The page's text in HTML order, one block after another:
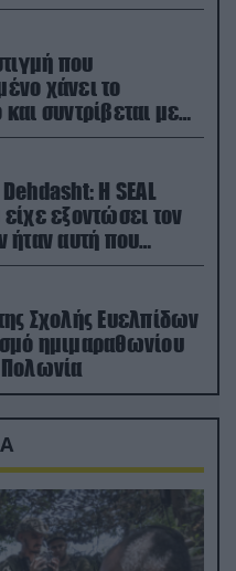
που
χάνει το
συντρίβεται με
(βίντεο)
Η SEAL
εξοντώσει τον
ήταν αυτή που
πιλότο του F-15
Σχολής Ευελπίδων
ημιμαραθωνίου